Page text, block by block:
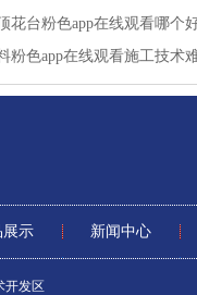
花台粉色app在线观看哪个
粉色app在线观看施工技术
展示 新闻中心
开发区